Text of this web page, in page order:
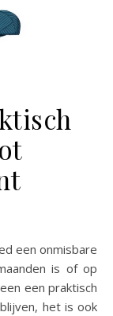
is of op
een praktisch
het is ook